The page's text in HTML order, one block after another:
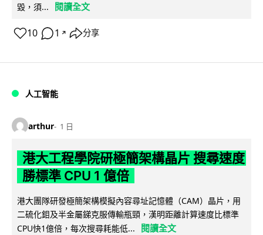
毀，須...
閱讀全文
10 1 ↗ 分享
人工智能
arthur 1 日
港大工程學院研極簡架構晶片 搜尋速度
勝標準 CPU 1 億倍
港大團隊研發極簡架構模擬內容尋址記憶體（CAM）晶片，用
二硫化鉬及半金屬銻克服傳輸瓶頸，漢明距離計算速度比標準
CPU快1億倍，每次搜尋耗能低...
閱讀全文